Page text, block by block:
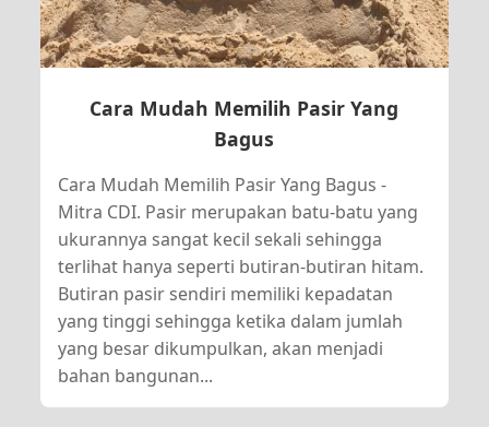
Cara Mudah Memilih Pasir Yang
Bagus
Cara Mudah Memilih Pasir Yang Bagus -
Mitra CDI. Pasir merupakan batu-batu yang
ukurannya sangat kecil sekali sehingga
terlihat hanya seperti butiran-butiran hitam.
Butiran pasir sendiri memiliki kepadatan
yang tinggi sehingga ketika dalam jumlah
yang besar dikumpulkan, akan menjadi
bahan bangunan...